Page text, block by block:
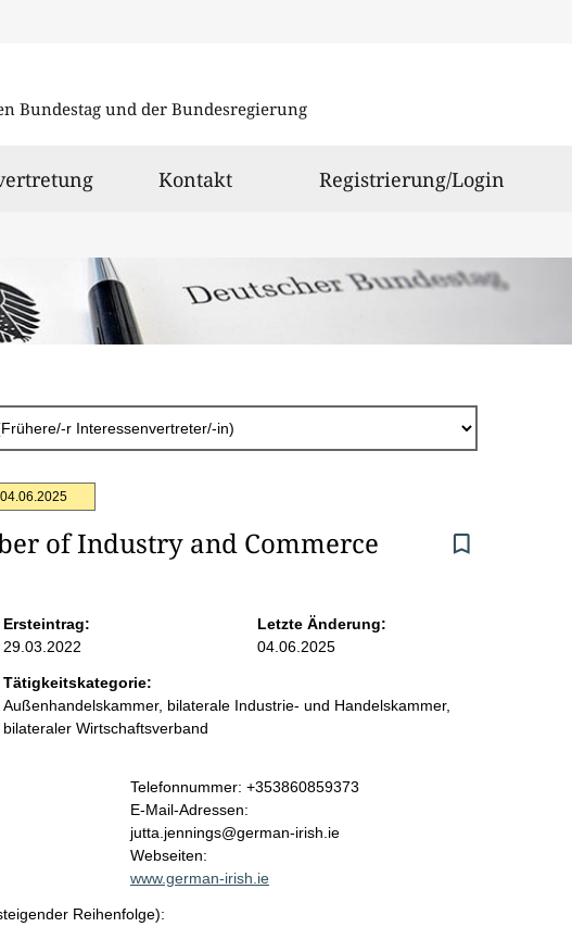
Bundestag und der Bundesregierung
Kontakt Registrierung/Login
04.06.2025
of Industry and Commerce
Ersteintrag:
29.03.2022
Letzte Änderung:
04.06.2025
Tätigkeitskategorie:
Außenhandelskammer, bilaterale Industrie- und Handelskammer,
bilateraler Wirtschaftsverband
K
o
n
t
a
t
Telefonnummer: +353860859373
E-Mail-Adressen:
jutta.jennings@german-irish.ie
Webseiten:
www.german-irish.ie
Reihenfolge):